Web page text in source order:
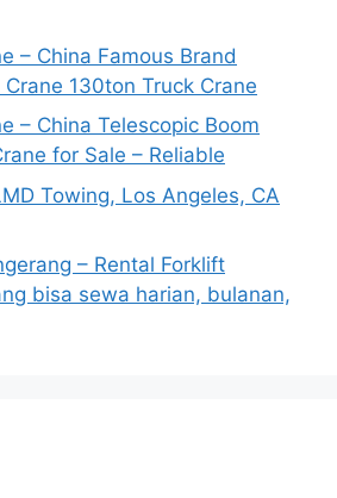
– China Famous Brand
130ton Truck Crane
– China Telescopic Boom
for Sale – Reliable
Towing, Los Angeles, CA
– Rental Forklift
bisa sewa harian, bulanan,